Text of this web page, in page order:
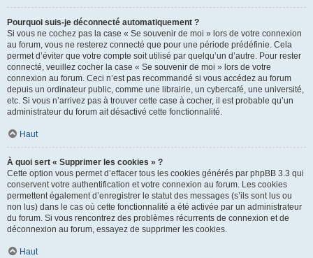
Pourquoi suis-je déconnecté automatiquement ?
Si vous ne cochez pas la case « Se souvenir de moi » lors de votre connexion
au forum, vous ne resterez connecté que pour une période prédéfinie. Cela
permet d’éviter que votre compte soit utilisé par quelqu’un d’autre. Pour rester
connecté, veuillez cocher la case « Se souvenir de moi » lors de votre
connexion au forum. Ceci n’est pas recommandé si vous accédez au forum
depuis un ordinateur public, comme une librairie, un cybercafé, une université,
etc. Si vous n’arrivez pas à trouver cette case à cocher, il est probable qu’un
administrateur du forum ait désactivé cette fonctionnalité.
Haut
À quoi sert « Supprimer les cookies » ?
Cette option vous permet d’effacer tous les cookies générés par phpBB 3.3 qui
conservent votre authentification et votre connexion au forum. Les cookies
permettent également d’enregistrer le statut des messages (s’ils sont lus ou
non lus) dans le cas où cette fonctionnalité a été activée par un administrateur
du forum. Si vous rencontrez des problèmes récurrents de connexion et de
déconnexion au forum, essayez de supprimer les cookies.
Haut